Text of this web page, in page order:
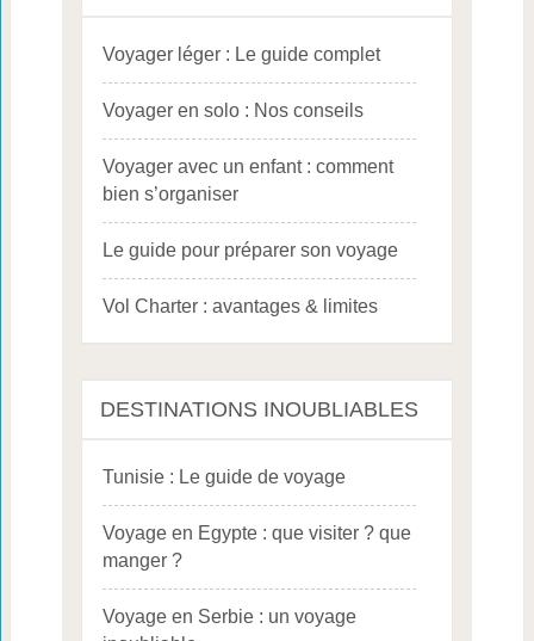
Voyager léger : Le guide complet
Voyager en solo : Nos conseils
Voyager avec un enfant : comment
bien s’organiser
Le guide pour préparer son voyage
Vol Charter : avantages & limites
DESTINATIONS INOUBLIABLES
Tunisie : Le guide de voyage
Voyage en Egypte : que visiter ? que
manger ?
Voyage en Serbie : un voyage